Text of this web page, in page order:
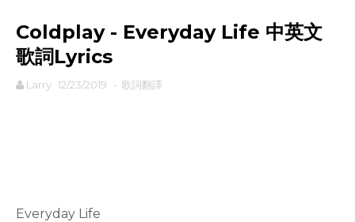
Coldplay - Everyday Life 中英文
歌詞Lyrics
Larry 12/23/2019 - 歌詞翻譯
Everyday Life